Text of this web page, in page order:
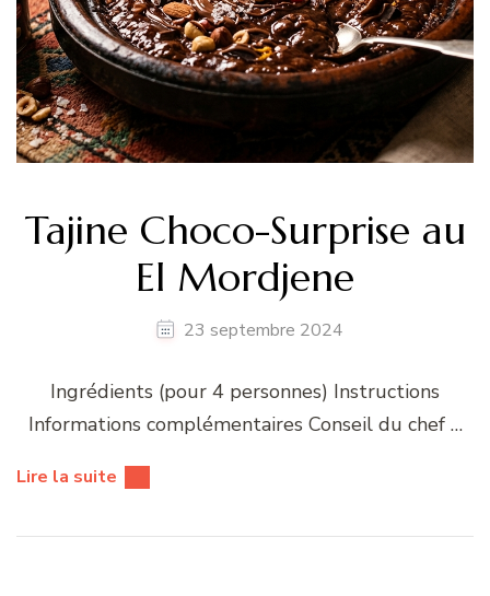
Tajine Choco-Surprise au
El Mordjene
23 septembre 2024
Ingrédients (pour 4 personnes) Instructions
Informations complémentaires Conseil du chef …
Lire la suite